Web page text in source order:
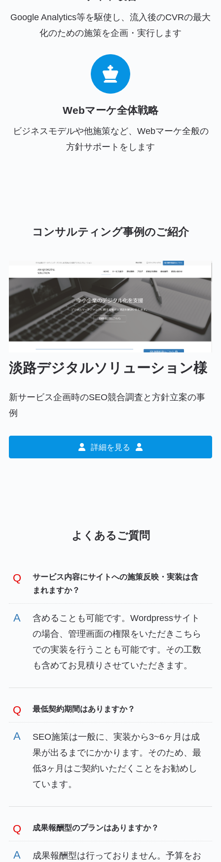
Google Analytics等を駆使し、流入後のCVRの最大
化のための施策を企画・実行します
Webマーケ全体戦略
ビジネスモデルや他施策など、Webマーケ全般の
方針サポートをします
コンサルティング事例のご紹介
淡路デジタルソリューション様
新サービス企画時のSEO競合調査と方針立案の事
例
詳細を見る
よくあるご質問
サービス内容にサイトへの施策反映・実装は含
まれますか？
含めることも可能です。Wordpressサイト
の場合、管理画面の権限をいただきこちら
での実装を行うことも可能です。その工数
も含めてお見積りさせていただきます。
最低契約期間はありますか？
SEO施策は一般に、実装から3~6ヶ月は成
果が出るまでにかかります。そのため、最
低3ヶ月はご契約いただくことをお勧めし
ています。
成果報酬型のプランはありますか？
成果報酬型は行っておりません。予算をお